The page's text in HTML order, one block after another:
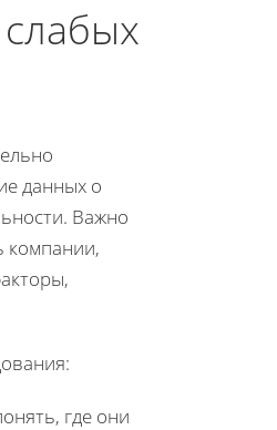
данных о
Важно
компании,
где они